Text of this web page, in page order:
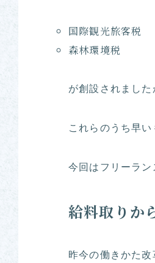
国際観光旅客税
森林環境税
が創設されました
これらのうち早
今回はフリーラン
給料取りか
昨今の働きかた改